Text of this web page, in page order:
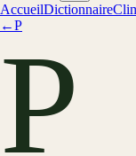
AccueilDictionnaire
←P
P